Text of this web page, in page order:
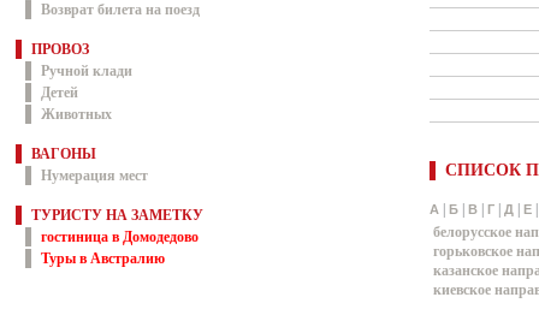
Возврат билета на поезд
ПРОВОЗ
Ручной клади
Детей
Животных
ВАГОНЫ
Нумерация мест
ТУРИСТУ НА ЗАМЕТКУ
гостиница в Домодедово
Туры в Австралию
СПИСОК
А Б В Г Д Е
белорусское
горьковское
казанское
киевское